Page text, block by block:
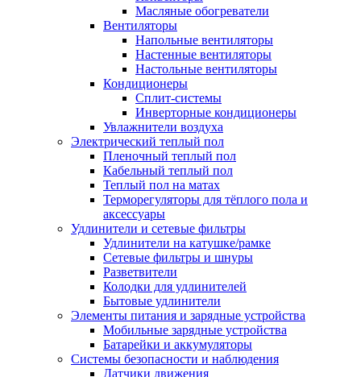
Масляные обогреватели
Вентиляторы
Напольные вентиляторы
Настенные вентиляторы
Настольные вентиляторы
Кондиционеры
Сплит-системы
Инверторные кондиционеры
Увлажнители воздуха
Электрический теплый пол
Пленочный теплый пол
Кабельный теплый пол
Теплый пол на матах
Терморегуляторы для тёплого пола и
аксессуары
Удлинители и сетевые фильтры
Удлинители на катушке/рамке
Сетевые фильтры и шнуры
Разветвители
Колодки для удлинителей
Бытовые удлинители
Элементы питания и зарядные устройства
Мобильные зарядные устройства
Батарейки и аккумуляторы
Системы безопасности и наблюдения
Датчики движения